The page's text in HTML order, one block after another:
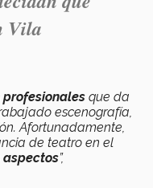
Vila
que da
escenografía,
Afortunadamente,
de teatro en el
aspectos”,